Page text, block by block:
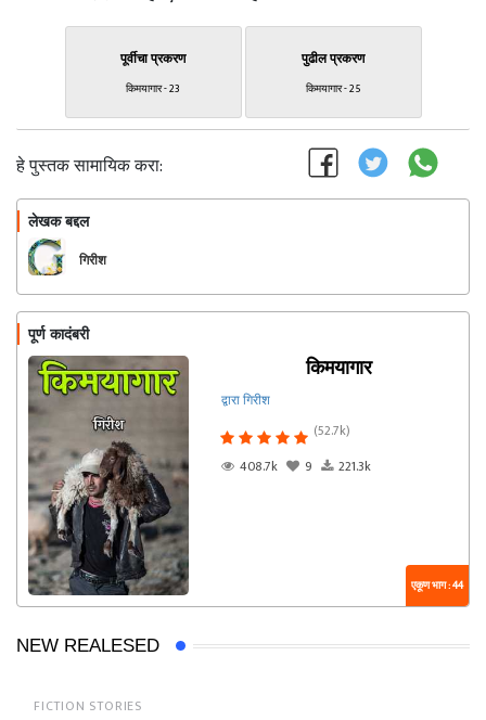
पूर्वीचा प्रकरण
किमयागार - 23
पुढील प्रकरण
किमयागार - 25
हे पुस्तक सामायिक करा:
लेखक बद्दल
गिरीश
पूर्ण कादंबरी
किमयागार
द्वारा गिरीश
(52.7k)
408.7k
9 221.3k
एकूण भाग : 44
NEW REALESED
FICTION STORIES